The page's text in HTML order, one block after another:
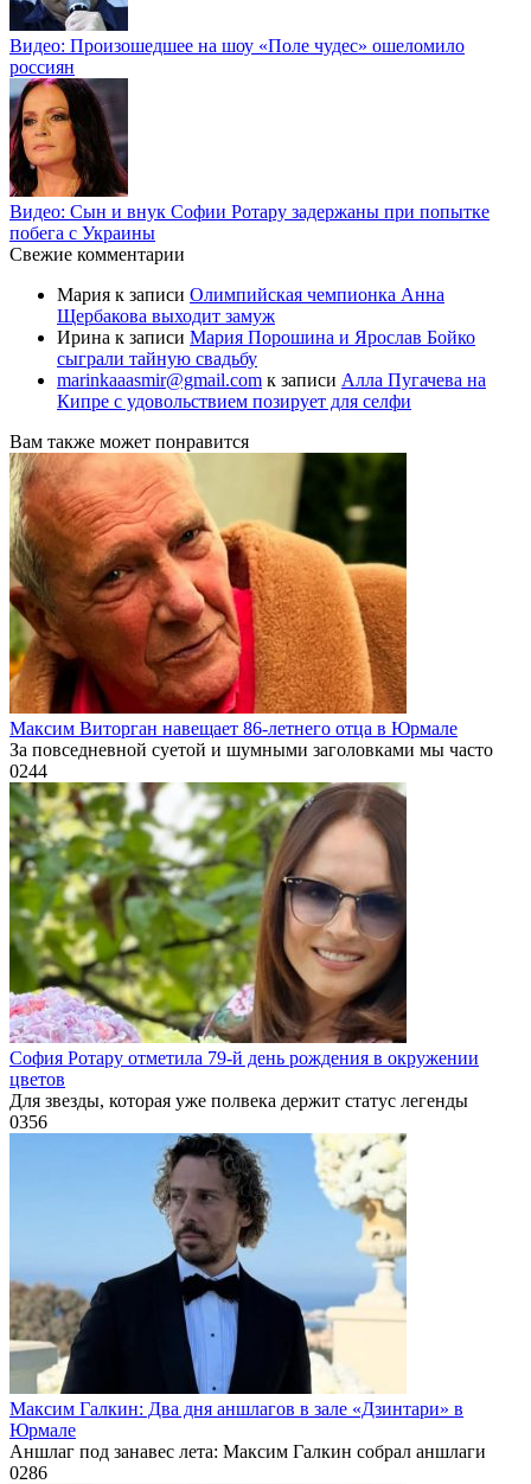
Видео: Произошедшее на шоу «Поле чудес» ошеломило
россиян
Видео: Сын и внук Софии Ротару задержаны при попытке
побега с Украины
Свежие комментарии
Мария к записи Олимпийская чемпионка Анна
Щербакова выходит замуж
Ирина к записи Мария Порошина и Ярослав Бойко
сыграли тайную свадьбу
marinkaaasmir@gmail.com к записи Алла Пугачева на
Кипре с удовольствием позирует для селфи
Вам также может понравится
Максим Виторган навещает 86-летнего отца в Юрмале
За повседневной суетой и шумными заголовками мы часто
0244
София Ротару отметила 79-й день рождения в окружении
цветов
Для звезды, которая уже полвека держит статус легенды
0356
Максим Галкин: Два дня аншлагов в зале «Дзинтари» в
Юрмале
Аншлаг под занавес лета: Максим Галкин собрал аншлаги
0286